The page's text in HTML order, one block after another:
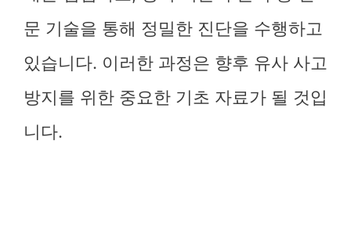
문 기술을 통해 정밀한 진단을 수행하고
있습니다. 이러한 과정은 향후 유사 사고
방지를 위한 중요한 기초 자료가 될 것입
니다.